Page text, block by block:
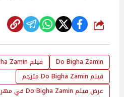
شارك
Do Bigha Zamin
فيلم Do Bigha Zamin
فيلم Do Bigha Zamin مترجم
عرض فيلم Do Bigha Zamin في مهرجان فينيسيا السينمائي